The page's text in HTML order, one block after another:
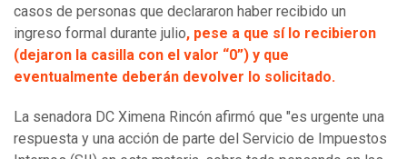
casos de personas que declararon haber recibido un
ingreso formal durante julio, pese a que sí lo recibieron
(dejaron la casilla con el valor “0”) y que
eventualmente deberán devolver lo solicitado.
La senadora DC Ximena Rincón afirmó que "es urgente una
respuesta y una acción de parte del Servicio de Impuestos